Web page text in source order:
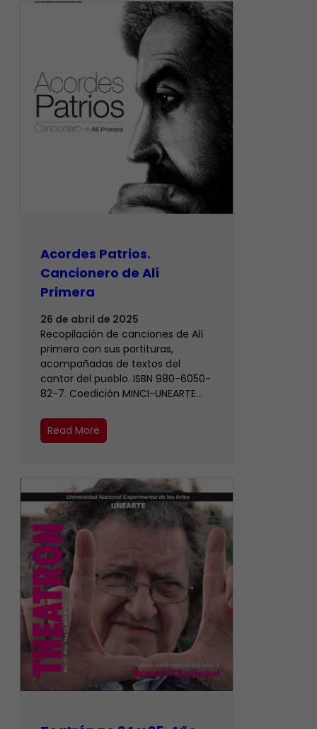
Acordes Patrios.
Cancionero de Alí
Primera
26 de abril de 2025
Recopilación de canciones de Alí
primera con sus partituras,
acompañadas de textos del
cantor del pueblo. ISBN 980-6050-
82-7. Coedición MINCI-UNEARTE…
Read More